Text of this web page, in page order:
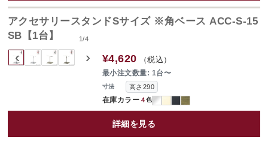
‹ ›
1/4
アクセサリースタンドSサイズ ※角ベース ACC-S-15
SB【1台】
寸法 高さ290
在庫カラー 4色
¥4,620 （税込）
最小注文数量: 1台〜
詳細を見る